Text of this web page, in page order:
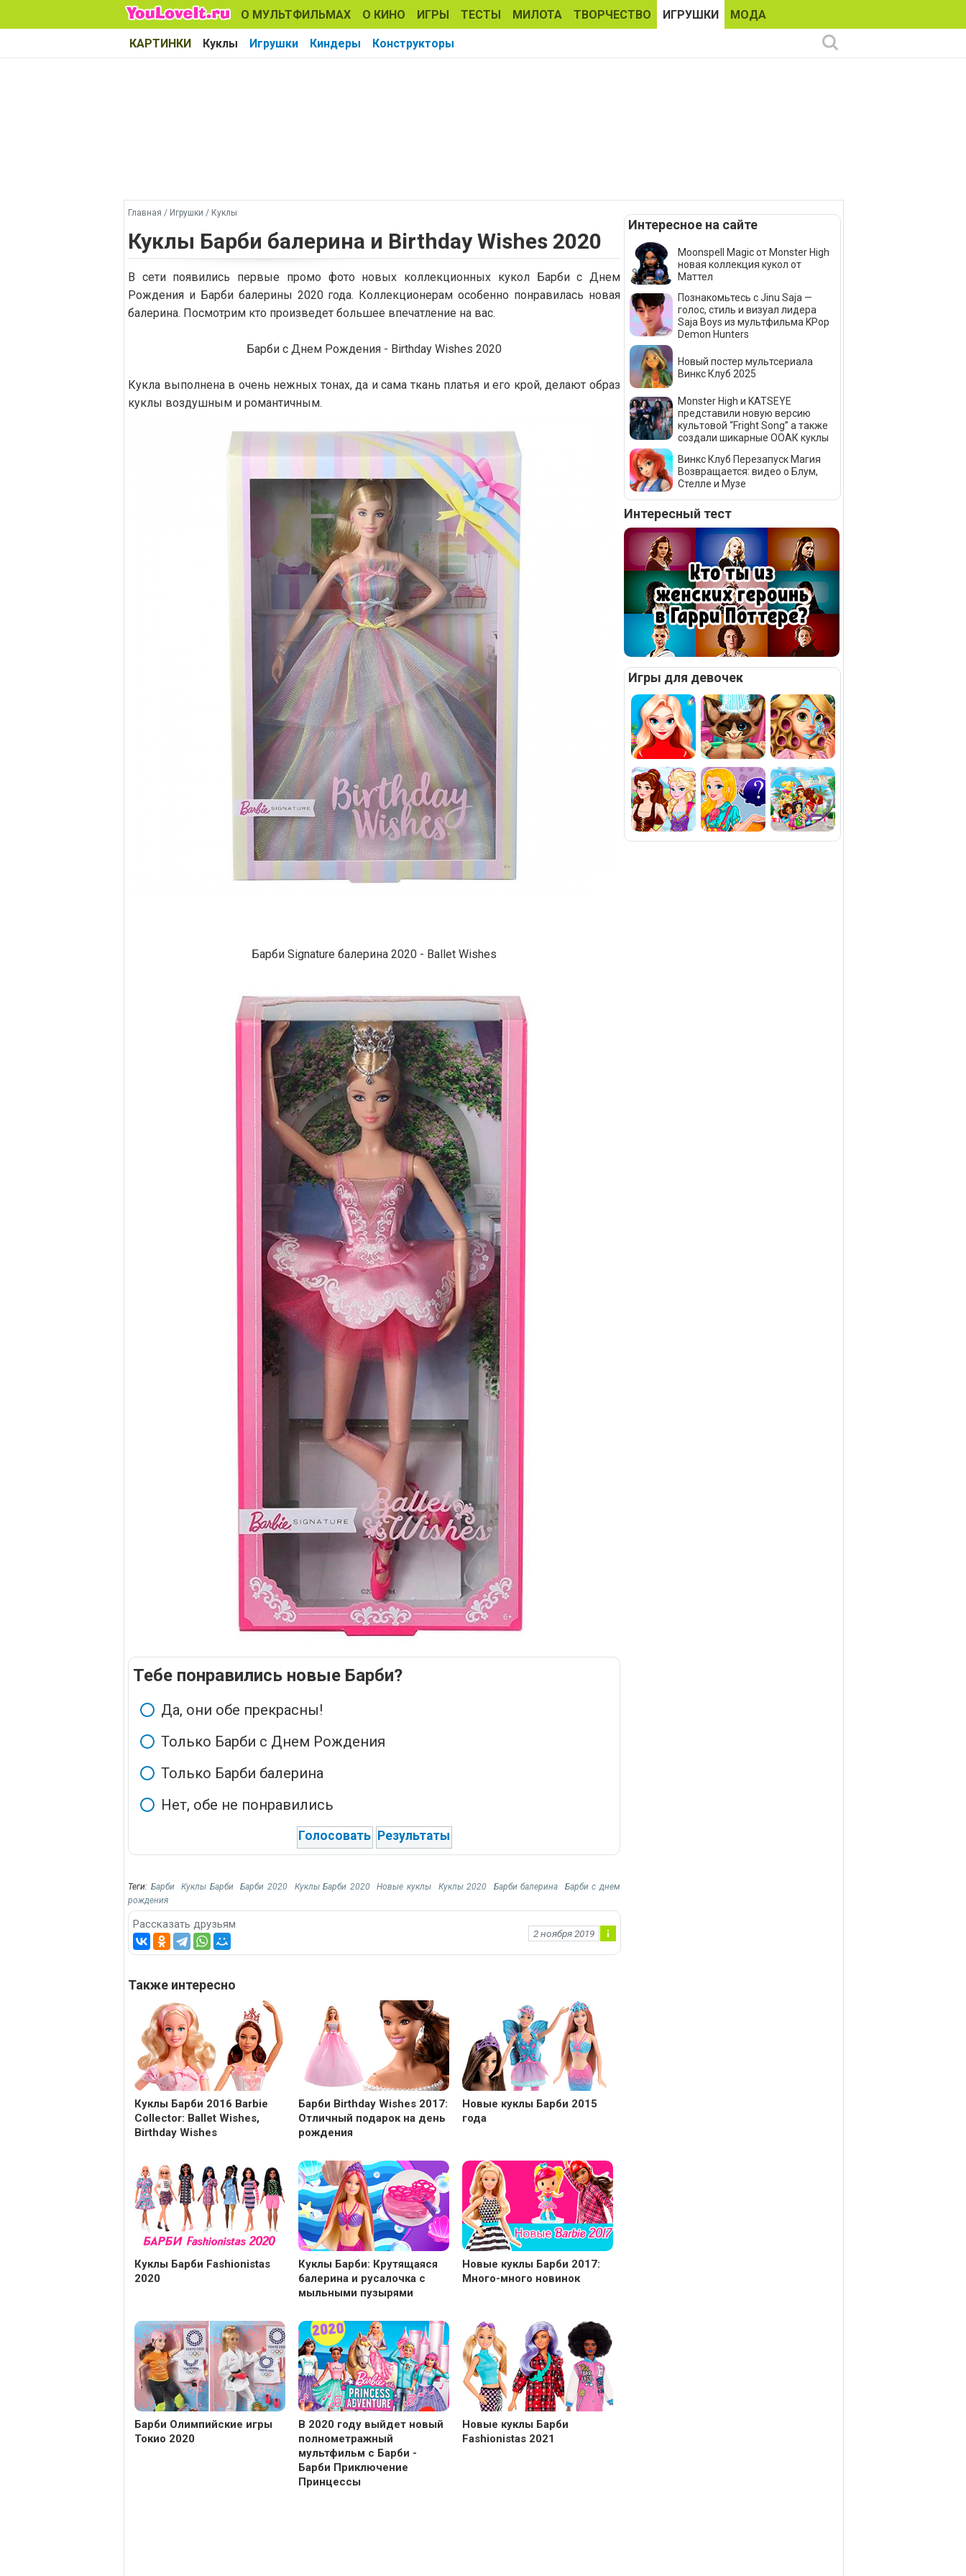
О МУЛЬТФИЛЬМАХ О КИНО ИГРЫ ТЕСТЫ МИЛОТА ТВОРЧЕСТВО ИГРУШКИ МОДА
КАРТИНКИ Куклы Игрушки Киндеры Конструкторы
Главная / Игрушки / Куклы
Куклы Барби балерина и Birthday Wishes 2020
В сети появились первые промо фото новых коллекционных кукол Барби с Днем
Рождения и Барби балерины 2020 года. Коллекционерам особенно понравилась новая
балерина. Посмотрим кто произведет большее впечатление на вас.
Барби с Днем Рождения - Birthday Wishes 2020
Кукла выполнена в очень нежных тонах, да и сама ткань платья и его крой, делают образ
куклы воздушным и романтичным.
Барби Signature балерина 2020 - Ballet Wishes
Тебе понравились новые Барби?
Да, они обе прекрасны!
Только Барби с Днем Рождения
Только Барби балерина
Нет, обе не понравились
Голосовать Результаты
Теги: Барби Куклы Барби Барби 2020 Куклы Барби 2020 Новые куклы Куклы 2020 Барби балерина
Барби с днем
рождения
Рассказать друзьям
2 ноября 2019
Также интересно
Куклы Барби 2016 Barbie
Collector: Ballet Wishes,
Birthday Wishes
Барби Birthday Wishes 2017:
Отличный подарок на день
рождения
Новые куклы Барби 2015
года
Куклы Барби Fashionistas
2020
Куклы Барби: Крутящаяся
балерина и русалочка с
мыльными пузырями
Новые куклы Барби 2017:
Много-много новинок
Барби Олимпийские игры
Токио 2020
В 2020 году выйдет новый
полнометражный
мультфильм с Барби -
Барби Приключение
Принцессы
Новые куклы Барби
Fashionistas 2021
Интересное на сайте
Moonspell Magic от Monster High
новая коллекция кукол от
Маттел
Познакомьтесь с Jinu Saja —
голос, стиль и визуал лидера
Saja Boys из мультфильма KPop
Demon Hunters
Новый постер мультсериала
Винкс Клуб 2025
Monster High и KATSEYE
представили новую версию
культовой “Fright Song” а также
создали шикарные ООАК куклы
Винкс Клуб Перезапуск Магия
Возвращается: видео о Блум,
Стелле и Музе
Интересный тест
Игры для девочек